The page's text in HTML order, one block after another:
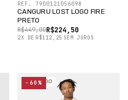
CANGURU LOST LOGO FIRE
PRETO
R$224,50
R$449,00
2X DE R$112,25 SEM JUROS
REF. 7900121056098
ESGOTADO
-60%